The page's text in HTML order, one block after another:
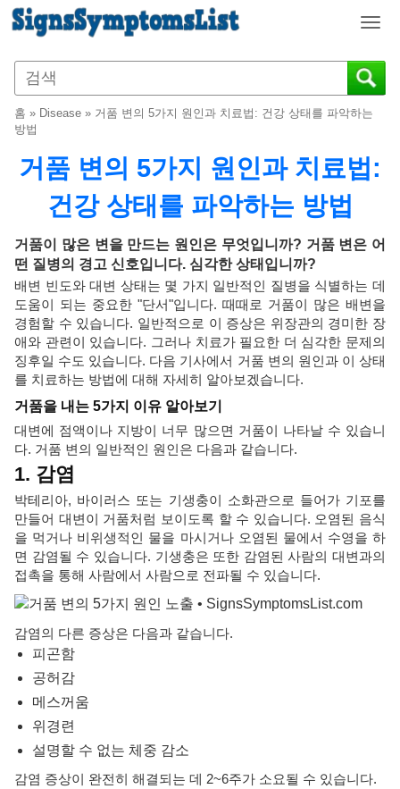
T
g
g
e
a
v
a
i
o
n
홈 » Disease » 거품 변의 5가지 원인과 치료법: 건강 상태를 파악하는
방법
거품 변의 5가지 원인과 치료법:
건강 상태를 파악하는 방법
거품이 많은 변을 만드는 원인은 무엇입니까? 거품 변은 어
떤 질병의 경고 신호입니다. 심각한 상태입니까?
배변 빈도와 대변 상태는 몇 가지 일반적인 질병을 식별하는 데
도움이 되는 중요한 "단서"입니다. 때때로 거품이 많은 배변을
경험할 수 있습니다. 일반적으로 이 증상은 위장관의 경미한 장
애와 관련이 있습니다. 그러나 치료가 필요한 더 심각한 문제의
징후일 수도 있습니다. 다음 기사에서 거품 변의 원인과 이 상태
를 치료하는 방법에 대해 자세히 알아보겠습니다.
거품을 내는 5가지 이유 알아보기
대변에 점액이나 지방이 너무 많으면 거품이 나타날 수 있습니
다. 거품 변의 일반적인 원인은 다음과 같습니다.
1. 감염
박테리아, 바이러스 또는 기생충이 소화관으로 들어가 기포를
만들어 대변이 거품처럼 보이도록 할 수 있습니다. 오염된 음식
을 먹거나 비위생적인 물을 마시거나 오염된 물에서 수영을 하
면 감염될 수 있습니다. 기생충은 또한 감염된 사람의 대변과의
접촉을 통해 사람에서 사람으로 전파될 수 있습니다.
감염의 다른 증상은 다음과 같습니다.
피곤함
공허감
메스꺼움
위경련
설명할 수 없는 체중 감소
감염 증상이 완전히 해결되는 데 2~6주가 소요될 수 있습니다.